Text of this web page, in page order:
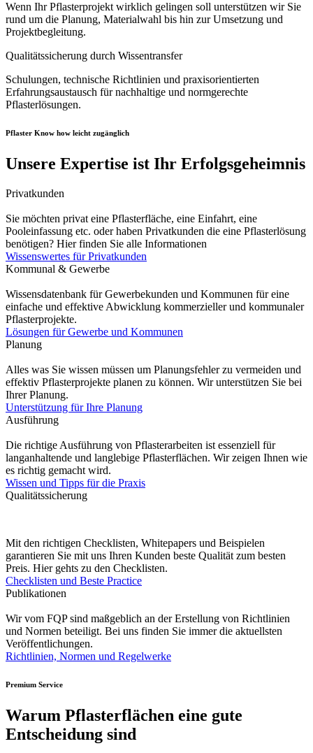
Wenn Ihr Pflasterprojekt wirklich gelingen soll unterstützen wir Sie
rund um die Planung, Materialwahl bis hin zur Umsetzung und
Projektbegleitung.
Qualitätssicherung durch Wissentransfer
Schulungen, technische Richtlinien und praxisorientierten
Erfahrungsaustausch für nachhaltige und normgerechte
Pflasterlösungen.
Pflaster Know how leicht zugänglich
Unsere Expertise ist Ihr Erfolgsgeheimnis
Privatkunden
Sie möchten privat eine Pflasterfläche, eine Einfahrt, eine
Pooleinfassung etc. oder haben Privatkunden die eine Pflasterlösung
benötigen? Hier finden Sie alle Informationen
Wissenswertes für Privatkunden
Kommunal & Gewerbe
Wissensdatenbank für Gewerbekunden und Kommunen für eine
einfache und effektive Abwicklung kommerzieller und kommunaler
Pflasterprojekte.
Lösungen für Gewerbe und Kommunen
Planung
Alles was Sie wissen müssen um Planungsfehler zu vermeiden und
effektiv Pflasterprojekte planen zu können. Wir unterstützen Sie bei
Ihrer Planung.
Unterstützung für Ihre Planung
Ausführung
Die richtige Ausführung von Pflasterarbeiten ist essenziell für
langanhaltende und langlebige Pflasterflächen. Wir zeigen Ihnen wie
es richtig gemacht wird.
Wissen und Tipps für die Praxis
Qualitätssicherung
Mit den richtigen Checklisten, Whitepapers und Beispielen
garantieren Sie mit uns Ihren Kunden beste Qualität zum besten
Preis. Hier gehts zu den Checklisten.
Checklisten und Beste Practice
Publikationen
Wir vom FQP sind maßgeblich an der Erstellung von Richtlinien
und Normen beteiligt. Bei uns finden Sie immer die aktuellsten
Veröffentlichungen.
Richtlinien, Normen und Regelwerke
Premium Service
Warum Pflasterflächen eine gute
Entscheidung sind